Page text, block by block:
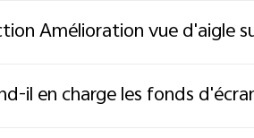
Amélioration vue d'aigle
il en charge les fonds